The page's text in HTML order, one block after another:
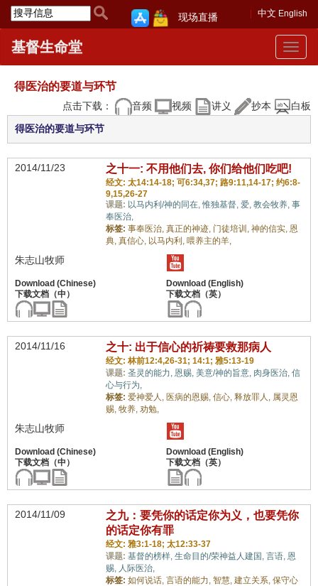
中文 English
现场直播
Toggle
基督生命堂
得医治的要道与环节
点击下载： 音频 视频 讲义 抄本 白板
得医治的要道与环节
2014/11/23 之十一: 不用他们去, 你们给他们吃吧!
经文: 太14:14-18; 可6:34,37; 路9:11,14-17; 约6:8-
9,15,26-27
课题: 以马内利/神的同在,惟独基督, 爱, 教会牧养, 事
奉医治,
标签: 事奉医治, 真正的神迹, 门徒培训, 神的信实, 恩
典, 真信心, 以马内利, 喂养主的羊,
朱志山牧师
2014/11/16 之十: 出于信心的祈祷要救那病人
经文: 林前12:4,26-31; 14:1; 雅5:13-19
课题: 圣灵的能力, 恩赐, 美意/神的旨意, 肉身医治, 信
心与行为,
标签: 爱神爱人, 医病的恩赐, 信心, 释放罪人, 属灵恩
赐, 牧养, 劝勉,
朱志山牧师
2014/11/09
之九：要凭你的话定你为义，也要凭你
的话定你有罪
经文: 雅3:1-18; 太12:33-37
课题: 基督的榜样, 生命目的/荣神益人建国, 言语, 恩
赐, 人际医治,
标签: 如何说话, 言语的能力, 智慧, 建立关系, 保守心